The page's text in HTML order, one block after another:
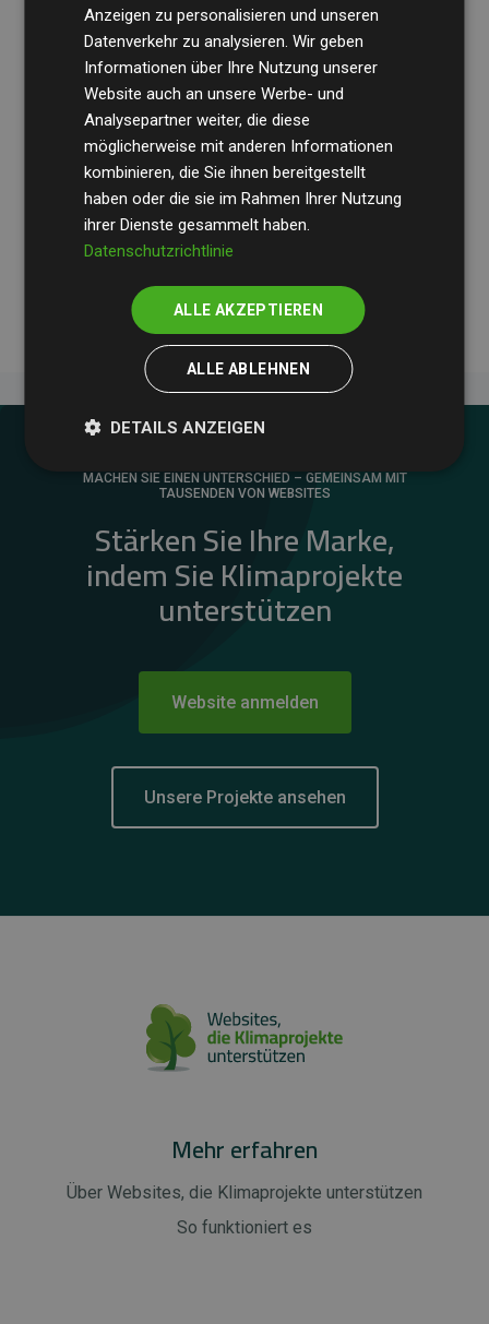
Die Wirtschaftsprüfungsgesellschaft BDOüberprüft
regelmäßig unsere Berechnungen und Methodik, um
Transparenz und Verlässlichkeit sicherzustellen.
Ihre Prüfungen belegen, dass unsere Investitionen in
Klimaschutzprojekte im Durchschnitt200 % der
geschätzten CO₂-Emissionender teilnehmenden
Websites kompensieren – ein klarer Nachweis für die
messbare Klimawirkung unseres Ansatzes.
MACHEN SIE EINEN UNTERSCHIED – GEMEINSAM MIT
TAUSENDEN VON WEBSITES
Stärken Sie Ihre Marke,
indem Sie Klimaprojekte
unterstützen
Website anmelden
Unsere Projekte ansehen
Mehr erfahren
Über Websites, die Klimaprojekte unterstützen
So funktioniert es
Anzeigen zu personalisieren und unseren
Datenverkehr zu analysieren. Wir geben
Informationen über Ihre Nutzung unserer
Website auch an unsere Werbe- und
Analysepartner weiter, die diese
möglicherweise mit anderen Informationen
kombinieren, die Sie ihnen bereitgestellt
haben oder die sie im Rahmen Ihrer Nutzung
ihrer Dienste gesammelt haben.
Datenschutzrichtlinie
ALLE AKZEPTIEREN
ALLE ABLEHNEN
DETAILS ANZEIGEN